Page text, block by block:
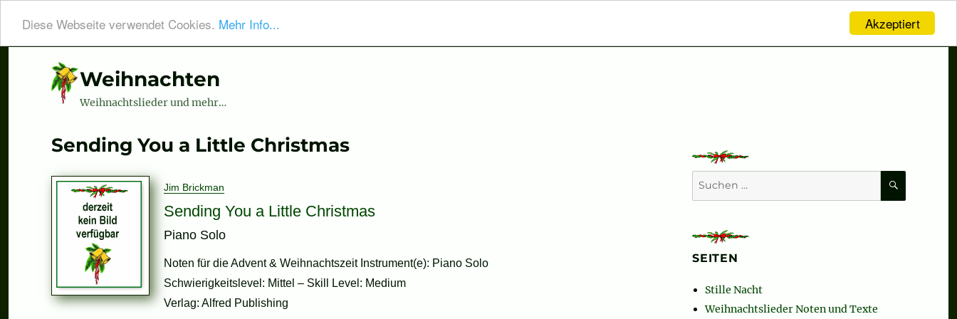
Akzeptiert
Diese Webseite verwendet Cookies. Mehr Info...
Weihnachten
Weihnachtslieder und mehr…
Sending You a Little Christmas
Jim Brickman
Sending You a Little Christmas
Piano Solo
Noten für die Advent & Weihnachtszeit Instrument(e): Piano Solo
Schwierigkeitslevel: Mittel – Skill Level: Medium
Verlag: Alfred Publishing
Suchen
nach:
SEITEN
Stille Nacht
Weihnachtslieder Noten und Texte